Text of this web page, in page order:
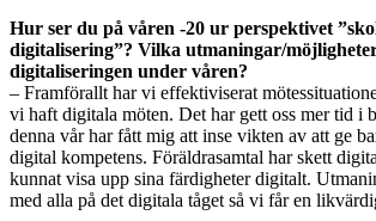
Hur ser du på våren -20 ur perspektivet
digitalisering”? Vilka utmaningar/
digitaliseringen under våren?
– Framförallt har vi effektiviserat
vi haft digitala möten. Det har gett oss mer tid i
denna vår har fått mig att inse vikten av att ge
digital kompetens. Föräldrasamtal har skett
kunnat visa upp sina färdigheter digitalt.
med alla på det digitala tåget så vi får en